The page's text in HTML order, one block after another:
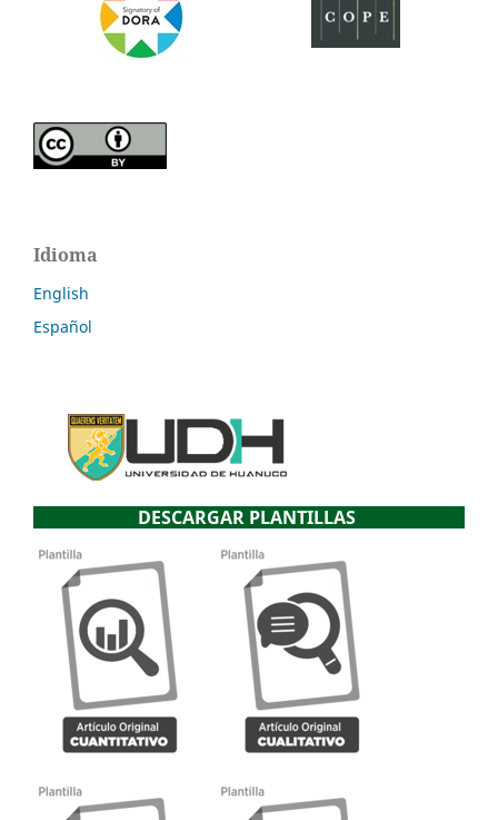
Idioma
English
Español
DESCARGAR PLANTILLAS